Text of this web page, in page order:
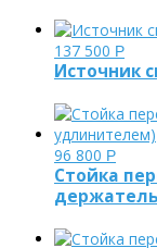
137 500 Р
Источник
96 800 Р
Стойка